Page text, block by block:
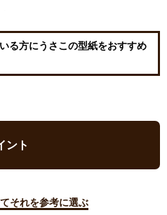
る方にうさこの型紙をおすすめ
ント
それを参考に選ぶ